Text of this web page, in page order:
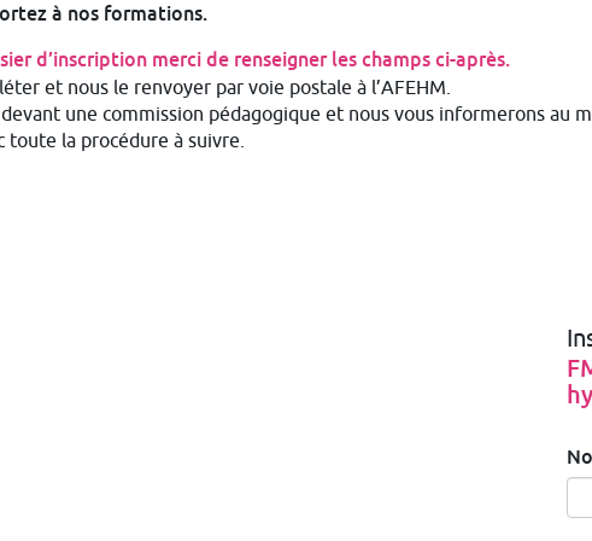
et du chronique
de stress post-
à nos formations.
d’inscription merci de renseigner les champs ci-après.
et nous le renvoyer par voie postale à l’AFEHM.
une commission pédagogique et nous vous informerons au
toute la procédure à suivre.